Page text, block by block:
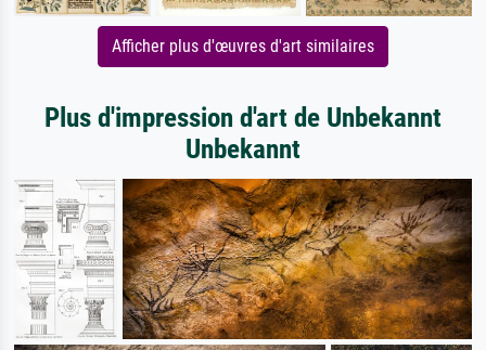
Afficher plus d'œuvres d'art similaires
Plus d'impression d'art de Unbekannt
Unbekannt